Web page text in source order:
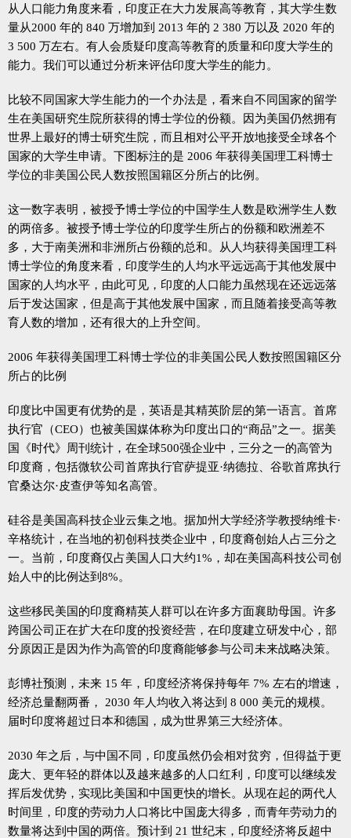
从人口能力角度来看，印度正在大力发展高等教育，其大学生数
量从2000 年的 840 万增加到 2013 年的 2 380 万以及 2020 年的
3 500 万左右。有人会质疑印度高等教育的质量和印度大学生的
能力。我们可以通过分析来评估印度大学生的能力。
比较不同国家大学生能力的一个办法是，看来自不同国家的留学
生在美国研究生院所获得的博士学位的份额。因为美国仍然拥有
世界上最好的博士研究生院，而且相对公平开放地接受全球各个
国家的大学生申请。下图标注的是 2006 年获得美国理工科博士
学位的非美国公民人数按照国籍区分所占的比例。
这一数字表明，被授予博士学位的中国学生人数是欧洲学生人数
的两倍多。被授予博士学位的印度学生所占的份额和欧洲差不
多，大于南美洲和非洲所占份额的总和。从人均获得美国理工科
博士学位的角度来看，印度学生的人均水平远远高于其他发展中
国家的人均水平，由此可见，印度的人口能力虽然现在还远远落
后于发达国家，但是高于其他发展中国家，而且随着接受高等教
育人数的增加，还有很大的上升空间。
2006 年获得美国理工科博士学位的非美国公民人数按照国籍区分
所占的比例
印度比中国更有优势的是，英语是其精英阶层的第一语言。首席
执行官（CEO）也被美国媒体称为印度出口的“商品”之一。据美
国《时代》周刊统计，在全球500强企业中，三分之一的高管为
印度裔，包括微软公司首席执行官萨提亚·纳德拉、谷歌首席执行
官桑达尔·皮查伊等知名高管。
硅谷是美国高科技企业云集之地。据加州大学经济学教授纳维卡·
辛格统计，在当地的初创科技类企业中，印度裔创始人占三分之
一。当前，印度裔仅占美国人口大约1%，却在美国高科技公司创
始人中的比例达到8%。
这些移民美国的印度裔精英人群可以在许多方面襄助母国。许多
跨国公司正在扩大在印度的投资经营，在印度建立研发中心，部
分原因正是因为作为高管的印度裔能够参与公司未来战略决策。
彭博社预测，未来 15 年，印度经济将保持每年 7% 左右的增速，
经济总量翻两番， 2030 年人均收入将达到 8 000 美元的规模。
届时印度将超过日本和德国，成为世界第三大经济体。
2030 年之后，与中国不同，印度虽然仍会相对贫穷，但得益于更
庞大、更年轻的群体以及越来越多的人口红利，印度可以继续发
挥后发优势，实现比美国和中国更快的增长。从现在起的两代人
时间里，印度的劳动力人口将比中国庞大得多，而青年劳动力的
数量将达到中国的两倍。预计到 21 世纪末，印度经济将反超中